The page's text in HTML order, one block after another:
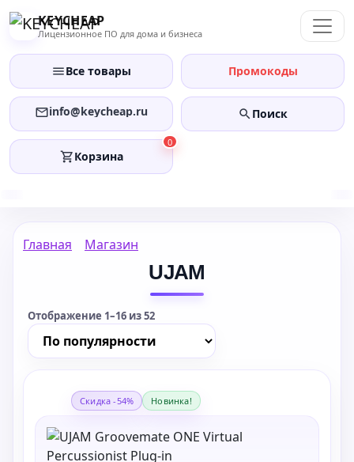
Перейти
KEYCHEAP
Лицензионное ПО для дома и бизнеса
Все товары Промокоды
info@keycheap.ru Поиск
0
Корзина
Главная Магазин
UJAM
Отображение 1–16 из 52
Скидка -54% Новинка!